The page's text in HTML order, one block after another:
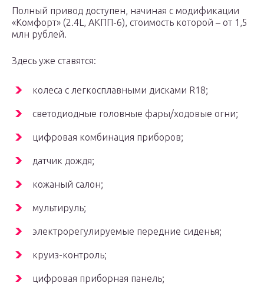
Полный привод доступен, начиная с модификации
«Комфорт» (2.4L, АКПП-6), стоимость которой – от 1,5
млн рублей.
Здесь уже ставятся:
колеса с легкосплавными дисками R18;
светодиодные головные фары/ходовые огни;
цифровая комбинация приборов;
датчик дождя;
кожаный салон;
мультируль;
электрорегулируемые передние сиденья;
круиз-контроль;
цифровая приборная панель;